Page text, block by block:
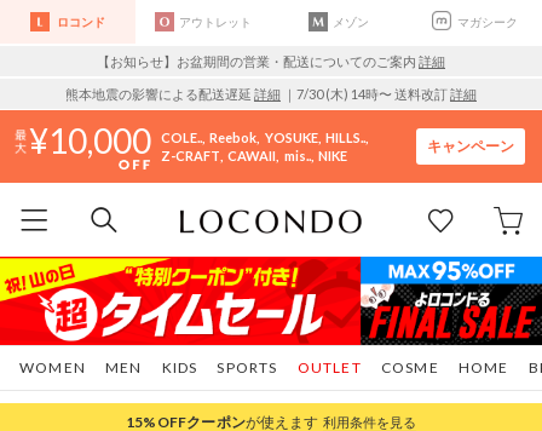
ロコンド アウトレット メゾン マガシーク
【お知らせ】お盆期間の営業・配送についてのご案内 詳細
熊本地震の影響による配送遅延 詳細 ｜7/30 (木) 14時〜 送料改訂詳細
10,000 COLE.. Reebok YOSUKE HILLS..
Z-CRAFT CAWAII mis.. NIKE
キャンペーン
WOMEN MEN KIDS SPORTS COSME HOME
OUTLET
15%OFFクーポンが使えます 利用条件を見る